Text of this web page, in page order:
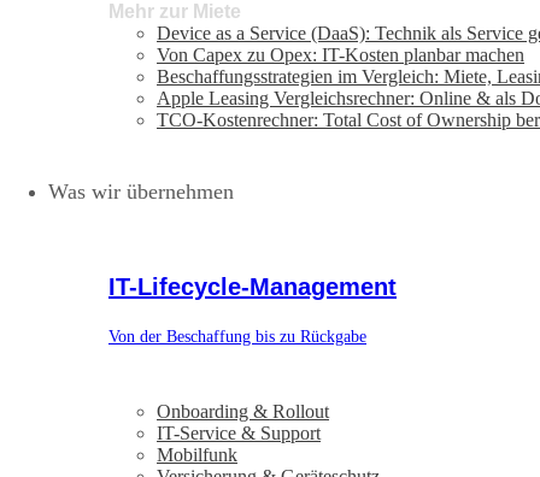
Mehr zur Miete
Device as a Service (DaaS): Technik als Service
Von Capex zu Opex: IT-Kosten planbar machen
Beschaffungsstrategien im Vergleich: Miete,
Apple Leasing Vergleichsrechner: Online & als
TCO-Kostenrechner: Total Cost of Ownership
Was wir übernehmen
IT-Lifecycle-Management
Von der Beschaffung bis zu Rückgabe
Onboarding & Rollout
IT-Service & Support
Mobilfunk